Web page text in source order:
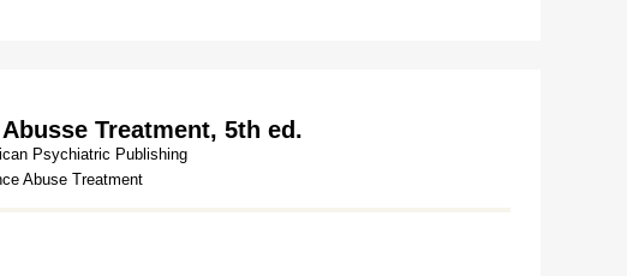
Treatment, 5th ed.
Psychiatric Publishing
Abuse Treatment